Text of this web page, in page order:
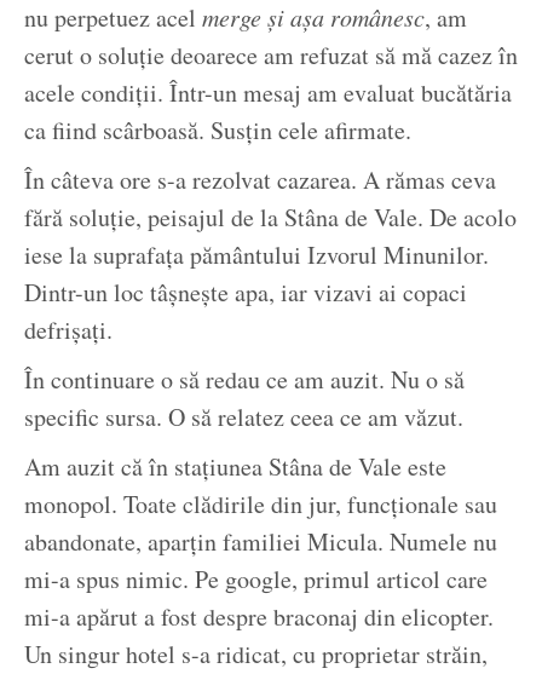
nu perpetuez acel merge și așa românesc, am
cerut o soluție deoarece am refuzat să mă cazez în
acele condiții. Într-un mesaj am evaluat bucătăria
ca fiind scârboasă. Susțin cele afirmate.
În câteva ore s-a rezolvat cazarea. A rămas ceva
fără soluție, peisajul de la Stâna de Vale. De acolo
iese la suprafața pământului Izvorul Minunilor.
Dintr-un loc tâșnește apa, iar vizavi ai copaci
defrișați.
În continuare o să redau ce am auzit. Nu o să
specific sursa. O să relatez ceea ce am văzut.
Am auzit că în stațiunea Stâna de Vale este
monopol. Toate clădirile din jur, funcționale sau
abandonate, aparțin familiei Micula. Numele nu
mi-a spus nimic. Pe google, primul articol care
mi-a apărut a fost despre braconaj din elicopter.
Un singur hotel s-a ridicat, cu proprietar străin,